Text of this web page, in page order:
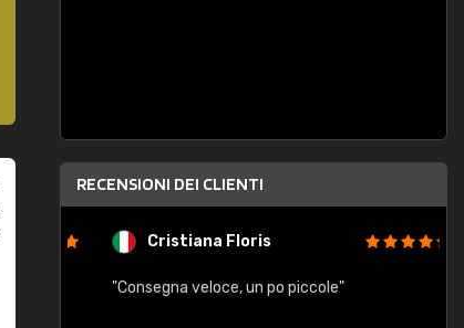
RECENSIONI DEI CLIENTI
Cristiana Floris
"Consegna veloce, un po piccole"